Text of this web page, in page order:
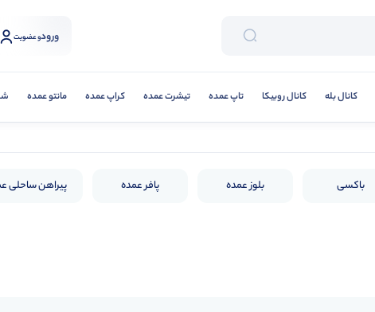
ورودو عضویت
کانال بله کانال روبیکا تاپ عمده تیشرت عمده کراپ عمده مانتو عمده
باکسی بلوز عمده پافر عمده پیراهن ساحلی